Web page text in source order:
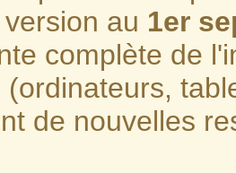
au 1er
complète de
(ordinateurs,
de nouvelles